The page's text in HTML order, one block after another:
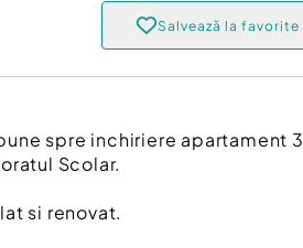
Salvează la favorite
spre inchiriere apartament 3
Scolar.
si renovat.